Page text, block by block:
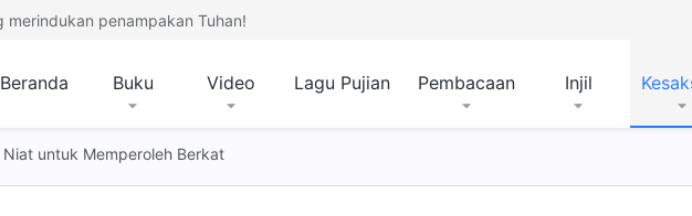
penampakan Tuhan!
Beranda Buku Video Lagu Pujian Pembacaan Injil
untuk Memperoleh Berkat